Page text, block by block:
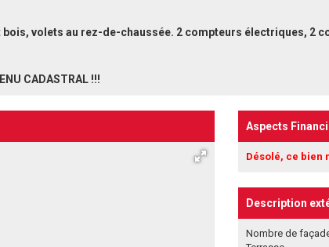
volets au rez-de-chaussée. 2 compteurs électriques, 2
CADASTRAL !!!
Aspects
Désolé, ce bien
Description
Nombre de